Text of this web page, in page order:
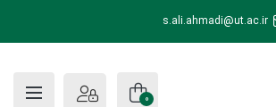
s.ali.ahmadi@ut.ac.ir
0